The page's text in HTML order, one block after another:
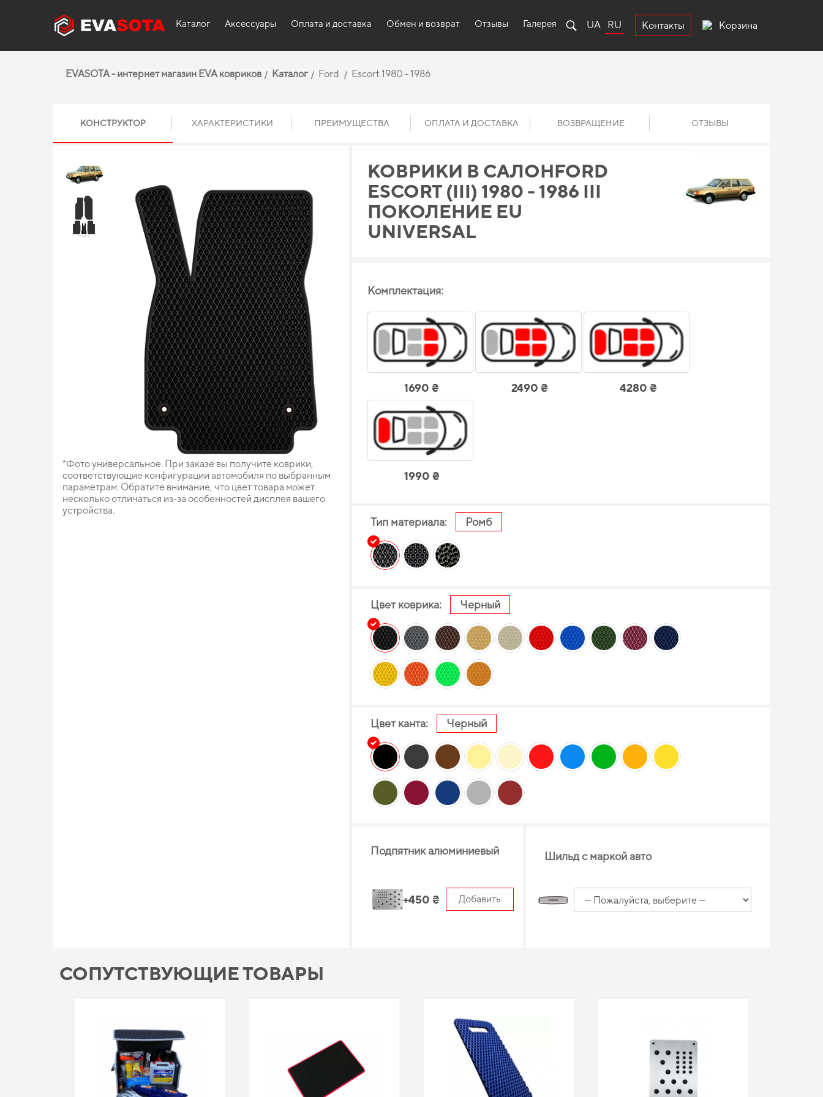
Каталог Аксессуары Оплата и доставка Обмен и возврат Отзывы Галерея UA RU Контакты Корзина
EVASOTA - интернет магазин EVA ковриков Каталог Ford Escort 1980 - 1986
КОНСТРУКТОР ХАРАКТЕРИСТИКИ ПРЕИМУЩЕСТВА ОПЛАТА И ДОСТАВКА ВОЗВРАЩЕНИЕ ОТЗЫВЫ
*Фото универсальное. При заказе вы получите коврики,
соответствующие конфигурации автомобиля по выбранным
параметрам. Обратите внимание, что цвет товара может
несколько отличаться из-за особенностей дисплея вашего
устройства.
КОВРИКИ В САЛОНFORD
ESCORT (III) 1980 - 1986 III
ПОКОЛЕНИЕ EU
UNIVERSAL
Комплектация:
1690 ₴ 2490 ₴ 4280 ₴
1990 ₴
Тип материала: Ромб
Цвет коврика: Черный
Цвет канта: Черный
Подпятник алюминиевый
+450 ₴ Добавить
Шильд с маркой авто
СОПУТСТВУЮЩИЕ ТОВАРЫ